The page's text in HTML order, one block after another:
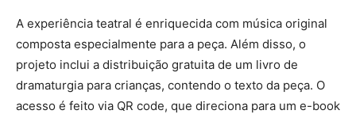
A experiência teatral é enriquecida com música original
composta especialmente para a peça. Além disso, o
projeto inclui a distribuição gratuita de um livro de
dramaturgia para crianças, contendo o texto da peça. O
acesso é feito via QR code, que direciona para um e-book